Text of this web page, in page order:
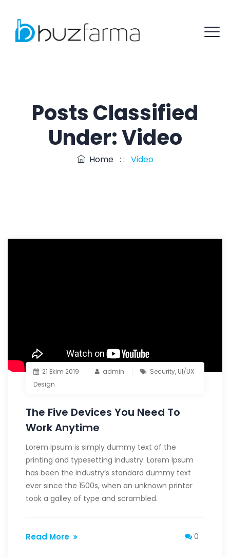
Posts Classified
Under:Video
Home: : Video
21 Ekim 2019 admin Security, UI/UX
Design
The Five Devices You Need To
Work Anytime
Lorem Ipsum is simply dummy text of the
printing and typesetting industry. Lorem Ipsum
has been the industry’s standard dummy text
ever since the 1500s, when an unknown printer
took a galley of type and scrambled.
Read More 0